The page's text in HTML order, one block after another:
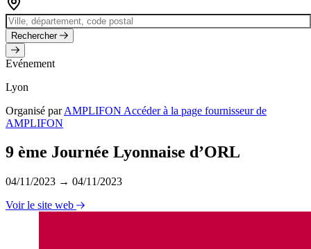
Rechercher
Evénement
Lyon
Organisé parAMPLIFON Accéder à la page fournisseur de
AMPLIFON
9 ème Journée Lyonnaise d’ORL
04/11/2023 → 04/11/2023
Voir le site web